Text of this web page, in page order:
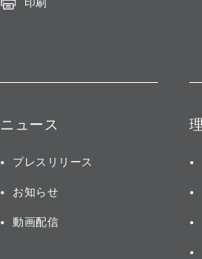
ニュース
プレスリリース
お知らせ
動画配信